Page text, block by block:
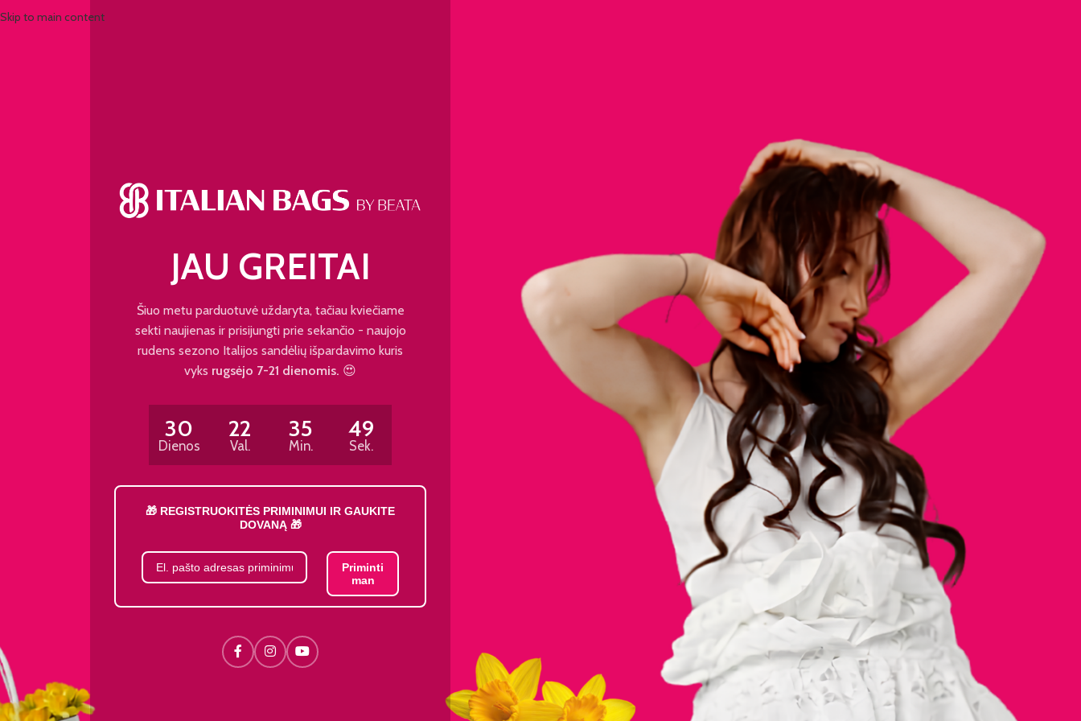
Skip to main content
JAU GREITAI
Šiuo metu parduotuvė uždaryta, tačiau kviečiame
sekti naujienas ir prisijungti prie sekančio - naujojo
rudens sezono Italijos sandėlių išpardavimo kuris
vyks rugsėjo 7-21 dienomis. 😍
30
Dienos
22
Val.
35
Min.
48
Sek.
🎁 REGISTRUOKITĖS PRIMINIMUI IR GAUKITE
DOVANĄ 🎁
Priminti
man